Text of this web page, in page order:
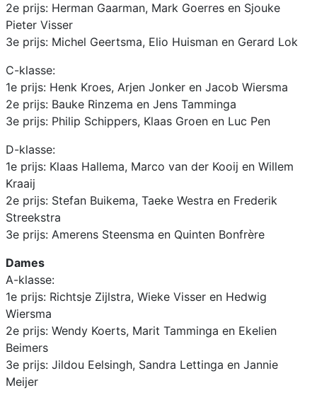
2e prijs: Herman Gaarman, Mark Goerres en Sjouke
Pieter Visser
3e prijs: Michel Geertsma, Elio Huisman en Gerard Lok
C-klasse:
1e prijs: Henk Kroes, Arjen Jonker en Jacob Wiersma
2e prijs: Bauke Rinzema en Jens Tamminga
3e prijs: Philip Schippers, Klaas Groen en Luc Pen
D-klasse:
1e prijs: Klaas Hallema, Marco van der Kooij en Willem
Kraaij
2e prijs: Stefan Buikema, Taeke Westra en Frederik
Streekstra
3e prijs: Amerens Steensma en Quinten Bonfrère
Dames
A-klasse:
1e prijs: Richtsje Zijlstra, Wieke Visser en Hedwig
Wiersma
2e prijs: Wendy Koerts, Marit Tamminga en Ekelien
Beimers
3e prijs: Jildou Eelsingh, Sandra Lettinga en Jannie
Meijer